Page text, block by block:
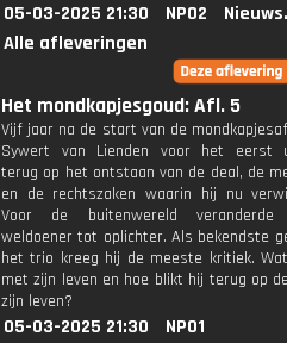
05-03-2025 21:30 NPO2
Alle afleveringen
Het mondkapjesgoud: Afl. 5
Vijf jaar na de start van de
Sywert van Lienden voor het eerst
terug op het ontstaan van de deal, de
en de rechtszaken waarin hij nu
Voor de buitenwereld
weldoener tot oplichter. Als bekendste
het trio kreeg hij de meeste kritiek.
met zijn leven en hoe blikt hij terug op
zijn leven?
05-03-2025 21:30
NPO1